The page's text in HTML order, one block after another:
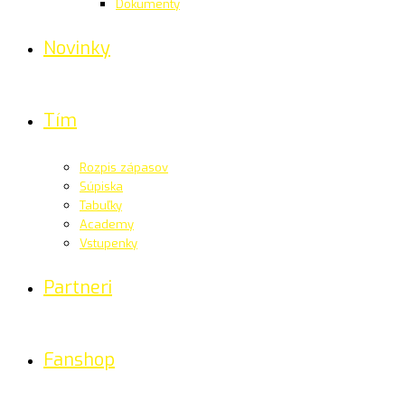
Dokumenty
Novinky
Tím
Rozpis zápasov
Súpiska
Tabuľky
Academy
Vstupenky
Partneri
Fanshop